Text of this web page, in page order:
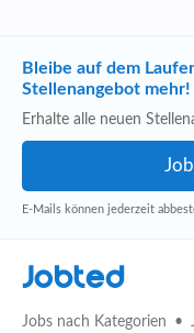
Bleibe auf dem
Stellenangebot mehr!
Erhalte alle neuen
E-Mails können jederzeit
Jobted
Jobs nach Kategorien